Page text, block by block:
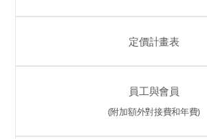
定價計畫表
員工與會員
(附加額外對接費和年費)